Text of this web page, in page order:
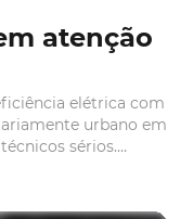
atenção
elétrica com
urbano em
sérios.